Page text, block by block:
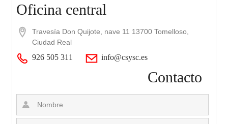
Oficina central
Travesía Don Quijote, nave 11 13700 Tomelloso,
Ciudad Real
926 505 311 info@csysc.es
Contacto